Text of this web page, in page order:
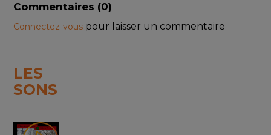
Commentaires (0)
Connectez-vous pour laisser un commentaire
LES
SONS